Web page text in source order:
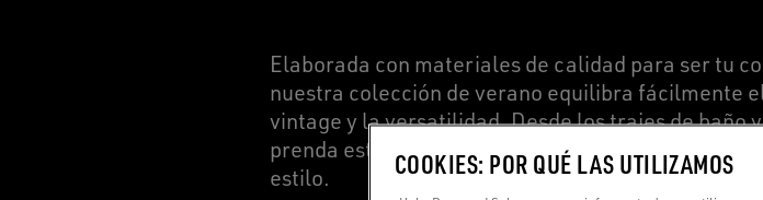
Elaborada con materiales de calidad para ser tu
nuestra colección de verano equilibra fácilmente
vintage y la versatilidad. Desde lostrajes de baño
prenda está diseñada meticulosamente para
estilo.
COOKIES: POR QUÉ LAS UTILIZAMOS